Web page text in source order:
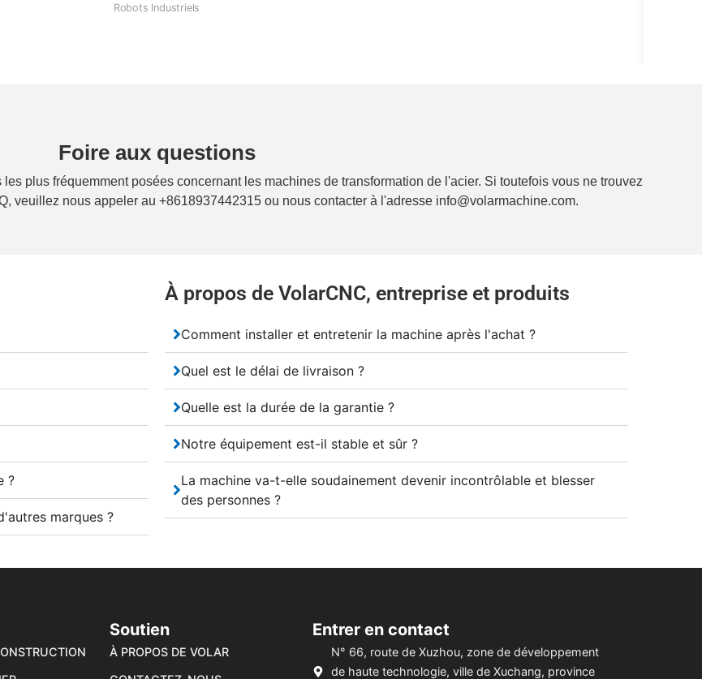
Robots Industriels
Foire aux questions
plus fréquemment posées concernant les machines de transformation de l'acier. Si toutefois vous ne trouvez
veuillez nous appeler au +8618937442315 ou nous contacter à l'adresse info@volarmachine.com.
?
marques ?
À propos de VolarCNC, entreprise et produits
Comment installer et entretenir la machine après l'achat ?
Quel est le délai de livraison ?
Quelle est la durée de la garantie ?
Notre équipement est-il stable et sûr ?
La machine va-t-elle soudainement devenir incontrôlable et blesser
des personnes ?
Soutien
À PROPOS DE VOLAR
Entrer en contact
N° 66, route de Xuzhou, zone de développement
de haute technologie, ville de Xuchang, province